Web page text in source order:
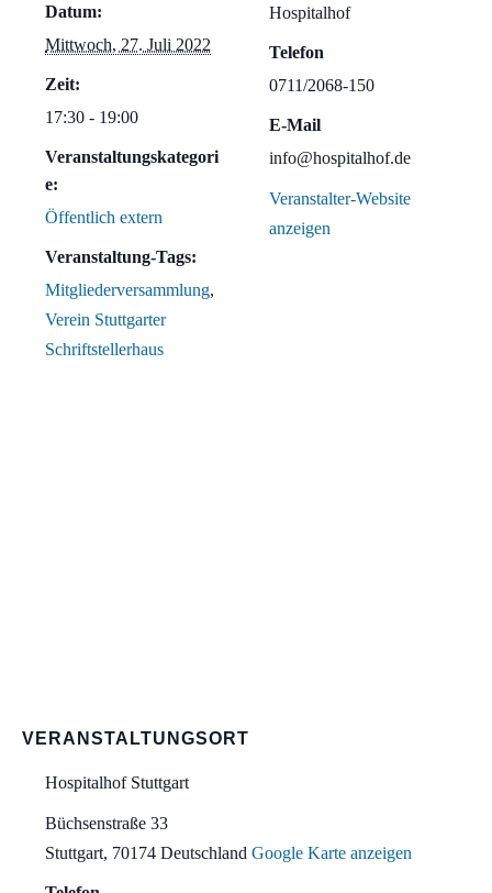
Datum:
Mittwoch, 27. Juli 2022
Zeit:
17:30 - 19:00
Veranstaltungskategori
e:
Öffentlich extern
Veranstaltung-Tags:
Mitgliederversammlung,
Verein Stuttgarter
Schriftstellerhaus
Hospitalhof
Telefon
0711/2068-150
E-Mail
info@hospitalhof.de
Veranstalter-Website
anzeigen
VERANSTALTUNGSORT
Hospitalhof Stuttgart
Büchsenstraße 33
Stuttgart, 70174 Deutschland Google Karte anzeigen